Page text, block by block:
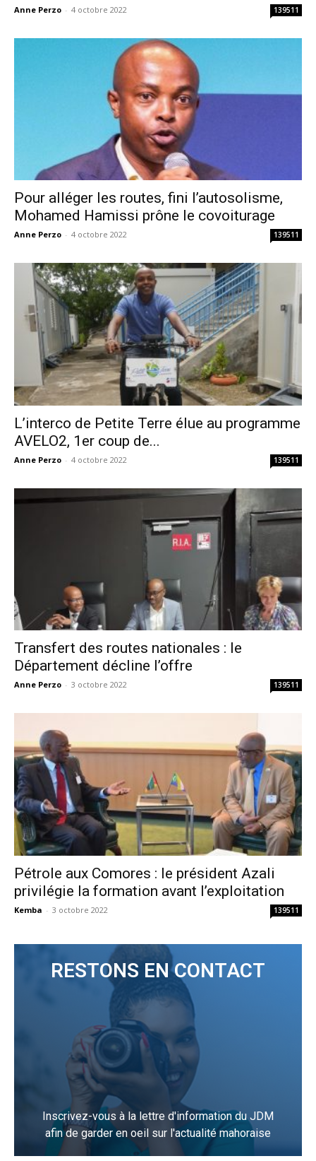
Anne Perzo - 4 octobre 2022 139511
Pour alléger les routes, fini l’autosolisme,
Mohamed Hamissi prône le covoiturage
Anne Perzo - 4 octobre 2022 139511
L’interco de Petite Terre élue au programme
AVELO2, 1er coup de...
Anne Perzo - 4 octobre 2022 139511
Transfert des routes nationales : le
Département décline l’offre
Anne Perzo - 3 octobre 2022 139511
Pétrole aux Comores : le président Azali
privilégie la formation avant l’exploitation
Kemba - 3 octobre 2022 139511
RESTONS EN CONTACT
Inscrivez-vous à la lettre d'information du JDM
afin de garder en oeil sur l'actualité mahoraise